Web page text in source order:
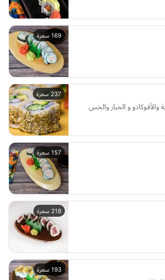
169 سعرة
237 سعرة
و الخيار والخس
157 سعرة
218 سعرة
193 سعرة